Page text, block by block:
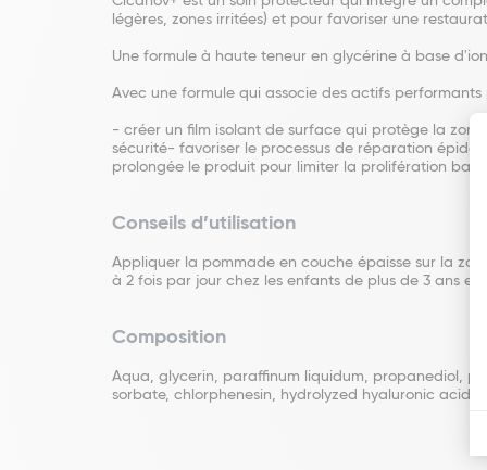
légères, zones irritées) et pour favoriser une
Une formule à haute teneur en glycérine à base
Avec une formule qui associe des actifs performants
- créer un film isolant de surface qui protège la
sécurité- favoriser le processus de réparation
prolongée le produit pour limiter la prolifération
Conseils d’utilisation
Appliquer la pommade en couche épaisse sur la
à 2 fois par jour chez les enfants de plus de 3 ans et
Composition
Aqua, glycerin, paraffinum liquidum, propanediol,
sorbate, chlorphenesin, hydrolyzed hyaluronic acid,